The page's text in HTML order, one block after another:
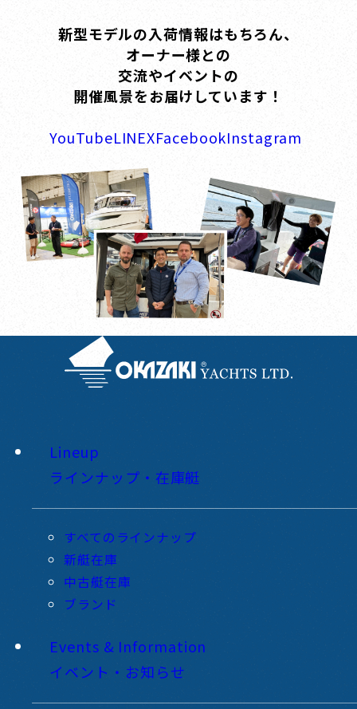
新型モデルの入荷情報はもちろん、
オーナー様との
交流やイベントの
開催風景をお届けしています！
YouTubeLINEXFacebookInstagram
Lineup
ラインナップ・在庫艇
すべてのラインナップ
新艇在庫
中古艇在庫
ブランド
Events & Information
イベント・お知らせ